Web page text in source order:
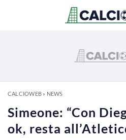
CALCIOWEB» NEWS
Simeone: “Con
ok, resta